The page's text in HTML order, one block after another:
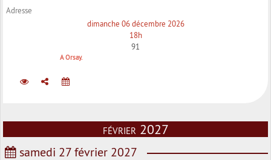
Adresse
dimanche 06 décembre 2026
18h
91
A Orsay.
février 2027
samedi 27 février 2027